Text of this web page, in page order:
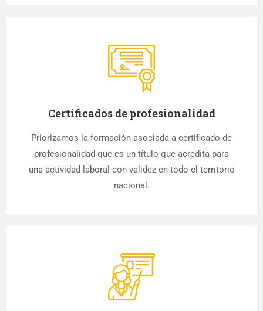
Certificados de profesionalidad
Priorizamos la formación asociada a certificado de
profesionalidad que es un título que acredita para
una actividad laboral con validez en todo el territorio
nacional.